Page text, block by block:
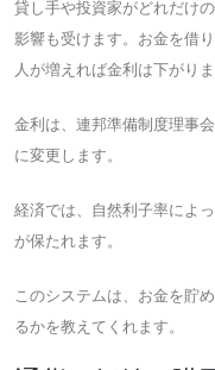
貸し手や投資家がどれだけ
影響も受けます。お金を借
人が増えれば金利は下がりま
金利は、連邦準備制度理事
に変更します。
経済では、自然利子率によ
が保たれます。
このシステムは、お金を貯
るかを教えてくれます。